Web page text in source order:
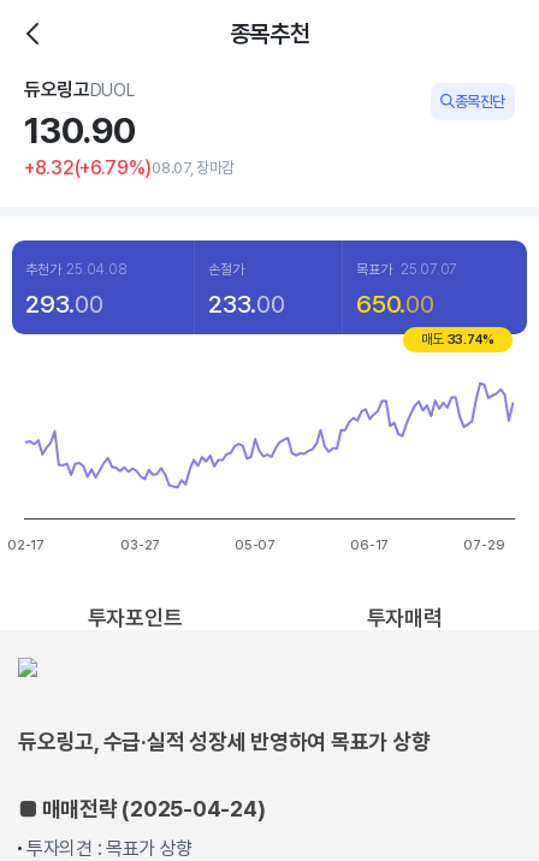
종목추천
듀오링고DUOL
종목진단
130.90
+8.32(+6.79%)08.07, 장마감
추천가 25.04.08 손절가 목표가 25.07.07
293.00 233.00 650.00
매도 33.74%
The chart has 1 X axis displaying categories.
The chart has 1 Y axis displaying values. Data ranges from
02-17 03-27 05-07 06-17 07-29
투자포인트 투자매력
듀오링고, 수급·실적 성장세 반영하여 목표가 상향
■ 매매전략 (2025-04-24)
투자의견 : 목표가 상향